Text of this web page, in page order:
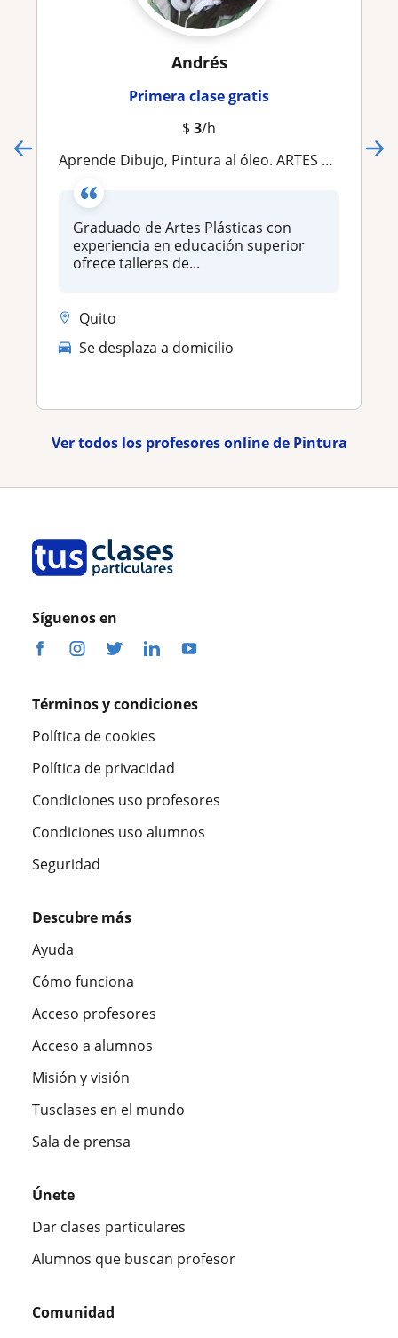
Andrés
Primera clase gratis
$ 3/h
Aprende Dibujo, Pintura al óleo. ARTES PLÁSTICAS
Graduado de Artes Plásticas con
experiencia en educación superior
ofrece talleres de...
Quito
Se desplaza a domicilio
Ver todos los profesores online de Pintura
Síguenos en
Términos y condiciones
Política de cookies
Política de privacidad
Condiciones uso profesores
Condiciones uso alumnos
Seguridad
Descubre más
Ayuda
Cómo funciona
Acceso profesores
Acceso a alumnos
Misión y visión
Tusclases en el mundo
Sala de prensa
Únete
Dar clases particulares
Alumnos que buscan profesor
Comunidad